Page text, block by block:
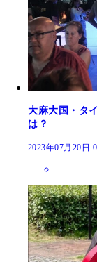
大麻大国・タ
は？
2023年07月20日